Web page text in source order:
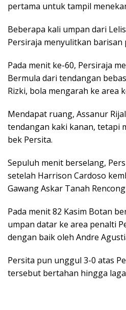
pertama untuk tampil
Beberapa kali umpan dari
Persiraja menyulitkan barisan
Pada menit ke-60, Persiraja
Bermula dari tendangan
Rizki, bola mengarah ke area
Mendapat ruang, Assanur
tendangan kaki kanan, tetapi
bek Persita.
Sepuluh menit berselang,
setelah Harrison Cardoso
Gawang Askar Tanah
Pada menit 82 Kasim Botan
umpan datar ke area penalti
dengan baik oleh Andre
Persita pun unggul 3-0 atas
tersebut bertahan hingga laga